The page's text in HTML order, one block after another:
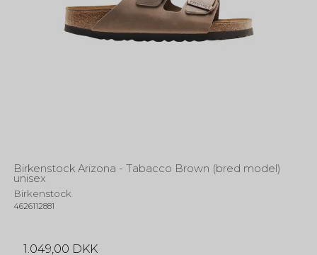
Birkenstock Arizona - Tabacco Brown (bred model)
unisex
Birkenstock
4626112881
1.049,00 DKK